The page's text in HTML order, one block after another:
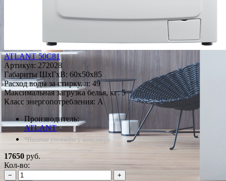
ATLANT 50С81
Артикул: 272028
Габариты ШxГxВ: 60x50x85
Расход воды за стирку, л: 49
Максимальная загрузка белья, кг: 5
Класс энергопотребления: A
Производитель:
ATLANT
*Наличие уточняйте у менеджера
17650 руб.
Кол-во:
−
+